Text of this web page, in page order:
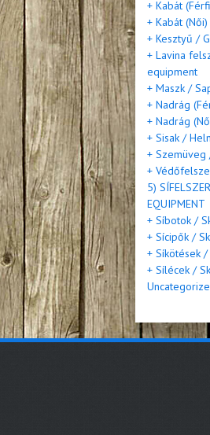
+ Kabát
+ Kabát
+ Kesztyű /
+ Lavina
equipment
+ Maszk /
+ Nadrág
+ Nadrág
+ Sisak /
+
+
5)
EQUIPMENT
+ Síbotok /
+ Sícipők /
+ Síkötések
+ Sílécek /